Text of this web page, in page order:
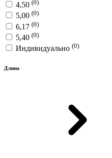
4,50 (0)
5,00 (0)
6,17 (0)
5,40 (0)
Индивидуально (0)
Длина